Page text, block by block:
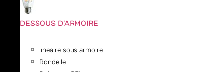
DESSOUS D'ARMOIRE
linéaire sous armoire
Rondelle